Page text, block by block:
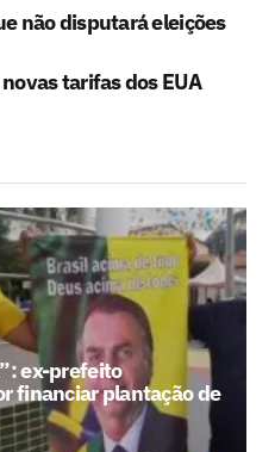
não disputará eleições
tarifas dos EUA
ex-prefeito
financiar plantação de